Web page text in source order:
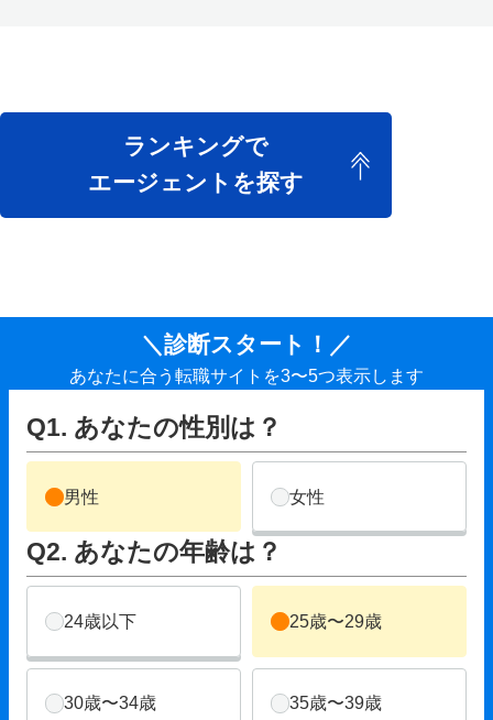
ランキングで
エージェントを探す
＼診断スタート！／
あなたに合う転職サイトを3〜5つ表示します
Q1. あなたの性別は？
男性 女性
Q2. あなたの年齢は？
24歳以下 25歳〜29歳
30歳〜34歳 35歳〜39歳